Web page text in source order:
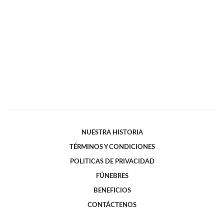
NUESTRA HISTORIA
TÉRMINOS Y CONDICIONES
POLITICAS DE PRIVACIDAD
FÚNEBRES
BENEFICIOS
CONTÁCTENOS